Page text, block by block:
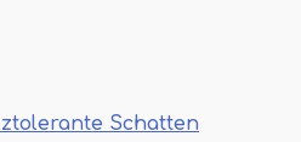
Schatten